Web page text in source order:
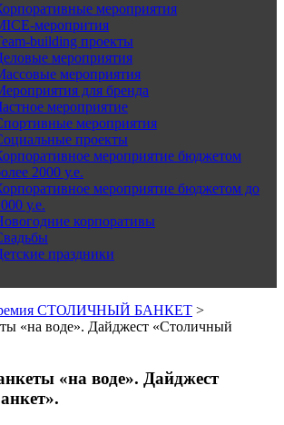
мероприятия
меропрития
building проекты
мероприятия
мероприятия
для бренда
мероприятие
мероприятия
проекты
мероприятие бюджетом
2000 у.е.
мероприятие бюджетом до
у.е.
корпоративы
праздники
СТОЛИЧНЫЙ БАНКЕТ >
«на воде». Дайджест «Столичный
«на воде». Дайджест